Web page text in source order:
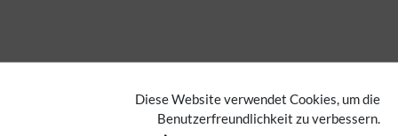
Diese Website verwendet Cookies, um die
Benutzerfreundlichkeit zu verbessern.